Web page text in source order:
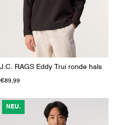
J.C. RAGS Eddy Trui ronde hals
€89,99
NEU.